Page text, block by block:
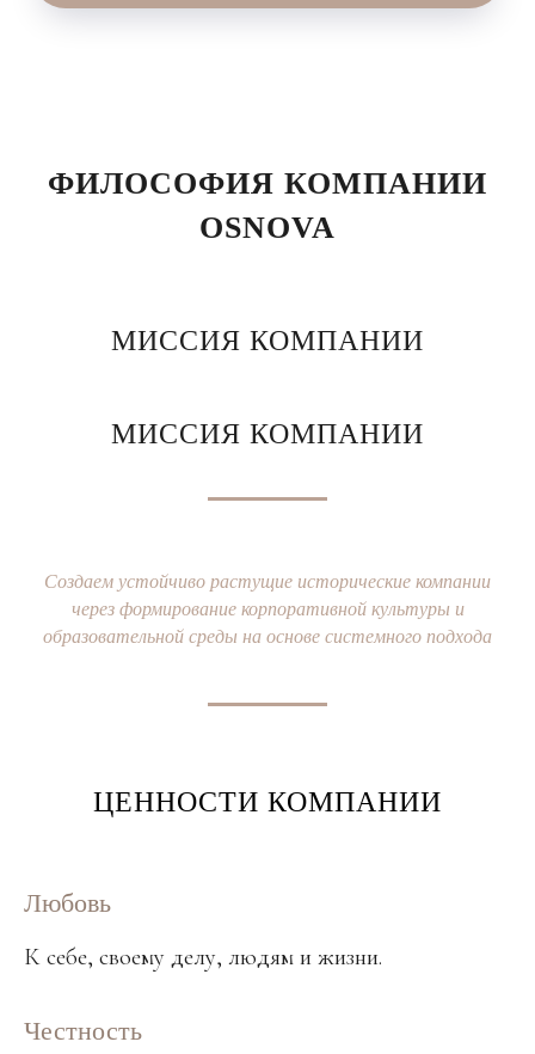
ФИЛОСОФИЯ КОМПАНИИ
OSNOVA
МИССИЯ КОМПАНИИ
МИССИЯ КОМПАНИИ
Создаем устойчиво растущие исторические компании
через формирование корпоративной культуры и
образовательной среды на основе системного подхода
ЦЕННОСТИ КОМПАНИИ
Любовь
К себе, своему делу, людям и жизни.
Честность